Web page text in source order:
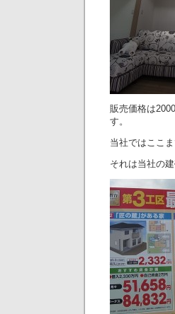
販売価格は
す。
当社ではここ
それは当社の